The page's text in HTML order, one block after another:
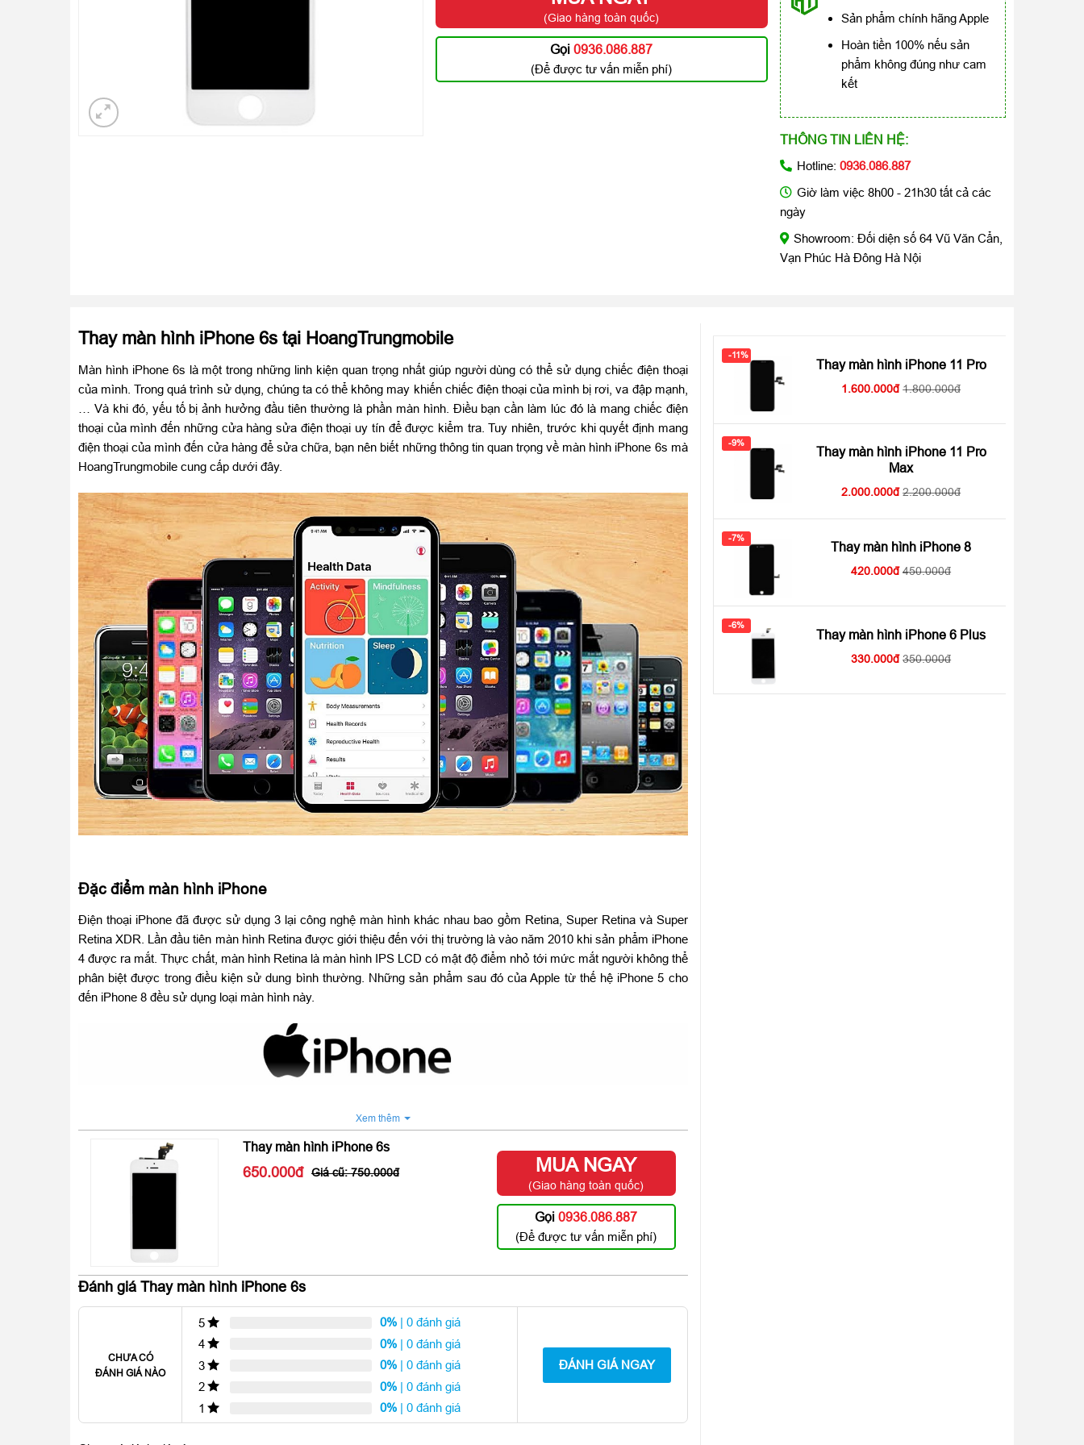
(Giao hàng toàn quốc)
Gọi0936.086.887
(Để được tư vấn miễn phí)
Sản phẩm chính hãng Apple
Hoàn tiền 100% nếu sản
phẩm không đúng như cam
kết
THÔNG TIN LIÊN HỆ:
Hotline: 0936.086.887
Giờ làm việc 8h00 - 21h30 tất cả các
ngày
Showroom: Đối diện số 64 Vũ Văn Cẩn,
Vạn Phúc Hà Đông Hà Nội
Thay màn hình iPhone 6s tại HoangTrungmobile
Màn hình iPhone 6s là một trong những linh kiện quan trọng nhất giúp người dùng có thể sử dụng chiếc điện thoại
của mình. Trong quá trình sử dụng, chúng ta có thể không may khiến chiếc điện thoại của mình bị rơi, va đập mạnh,
… Và khi đó, yếu tố bị ảnh hưởng đầu tiên thường là phần màn hình. Điều bạn cần làm lúc đó là mang chiếc điện
thoại của mình đến những cửa hàng sửa điện thoại uy tín để được kiểm tra. Tuy nhiên, trước khi quyết định mang
điện thoại của mình đến cửa hàng để sửa chữa, bạn nên biết những thông tin quan trọng về màn hình iPhone 6s mà
HoangTrungmobile cung cấp dưới đây.
Đặc điểm màn hình iPhone
Điện thoại iPhone đã được sử dụng 3 lại công nghệ màn hình khác nhau bao gồm Retina, Super Retina và Super
Retina XDR. Lần đầu tiên màn hình Retina được giới thiệu đến với thị trường là vào năm 2010 khi sản phẩm iPhone
4 được ra mắt. Thực chất, màn hình Retina là màn hình IPS LCD có mật độ điểm nhỏ tới mức mắt người không thể
phân biệt được trong điều kiện sử dung bình thường. Những sản phẩm sau đó của Apple từ thế hệ iPhone 5 cho
đến iPhone 8 đều sử dụng loại màn hình này.
Từ thế hệ iPhone X, Xs và Xs Max, màn hình Retina đã được thay thế bằng màn hình Super Retina. Và mới nhất
Xem thêm
Thay màn hình iPhone 6s
650.000 750.000 MUA NGAY
(Giao hàng toàn quốc)
Gọi0936.086.887
(Để được tư vấn miễn phí)
Đánh giá Thay màn hình iPhone 6s
CHƯA CÓ
ĐÁNH GIÁ NÀO
5 0%| 0 đánh giá
4
0%| 0 đánh giá
3
0%| 0 đánh giá
2
0%| 0 đánh giá
1
0%| 0 đánh giá
ĐÁNH GIÁ NGAY
-11%
Thay màn hình iPhone 11 Pro
1.600.000 1.800.000
-9%
Thay màn hình iPhone 11 Pro
Max
2.000.000 2.200.000
-7%
Thay màn hình iPhone 8
420.000 450.000
-6%
Thay màn hình iPhone 6 Plus
330.000 350.000